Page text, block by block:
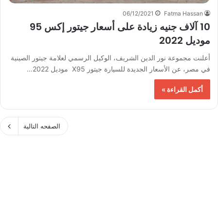
Fatma Hassan
06/12/2021
10 آلاف جنيه زيادة على أسعار جيتور إكس 95
موديل 2022
أعلنت مجموعة نور الدين الشريف، الوكيل الرسمي لعلامة جيتور الصينية
في مصر، عن الأسعار الجديدة للسيارة جيتور X95 موديل 2022…
أكمل القراءة »
الصفحه التالية